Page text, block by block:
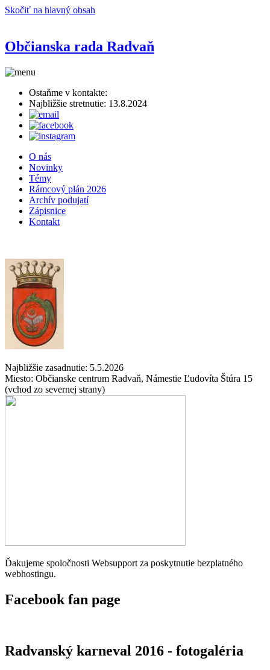
Skočiť na hlavný obsah
Občianska rada Radvaň
Ostaňme v kontakte:
Najbližšie stretnutie: 13.8.2024
O nás
Novinky
Témy
Rámcový plán 2026
Archív podujatí
Zápisnice
Kontakt
Najbližšie zasadnutie: 5.5.2026
Miesto: Občianske centrum Radvaň, Námestie Ľudovíta Štúra 15
(vchod zo severnej strany)
Ďakujeme spoločnosti Websupport za poskytnutie bezplatného
webhostingu.
Facebook fan page
Radvanský karneval 2016 - fotogaléria